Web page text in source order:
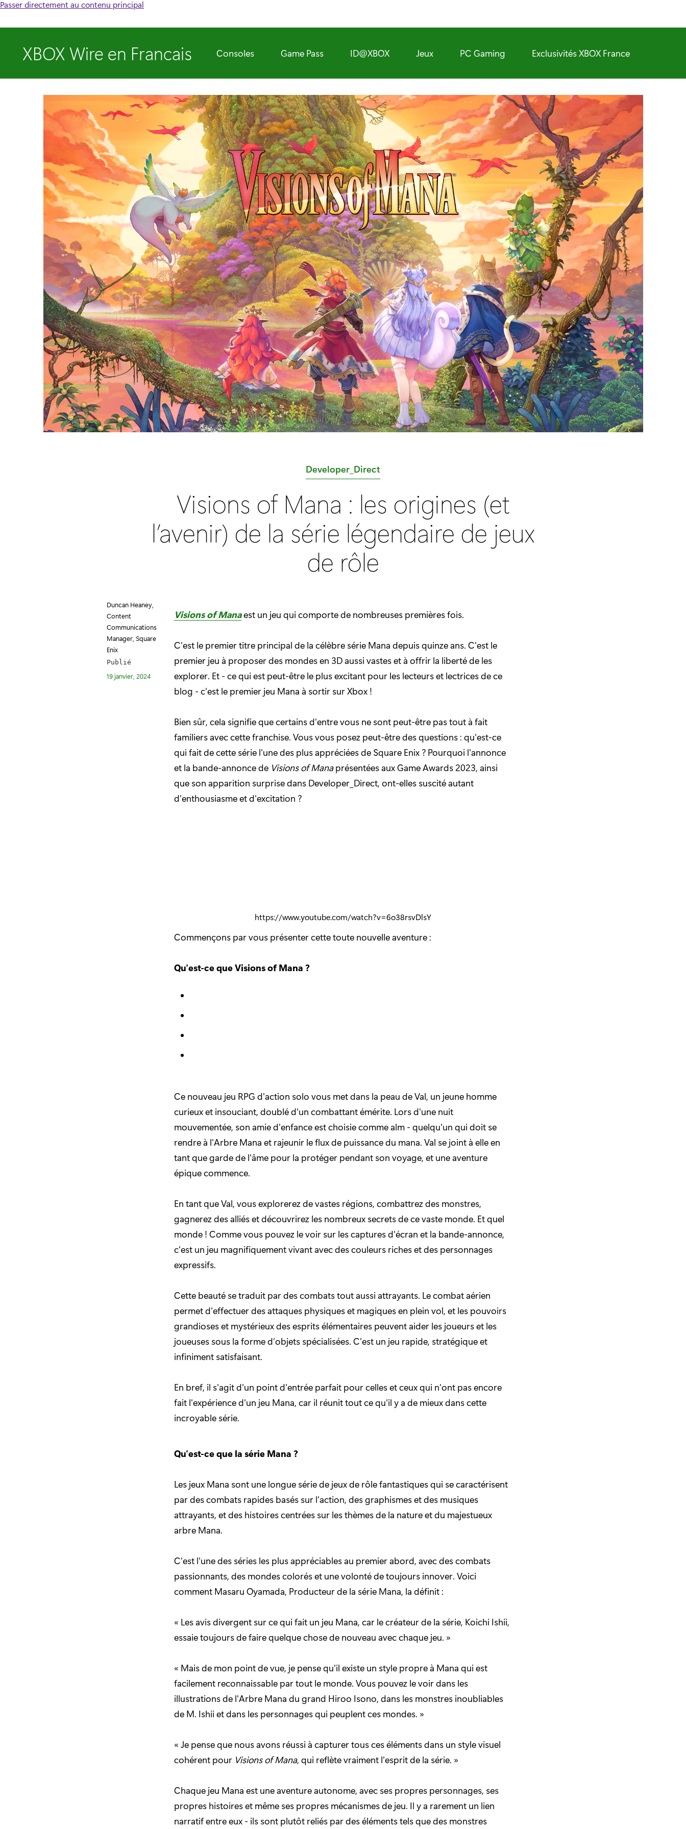
Passer directement au contenu principal
XBOX Wire en Francais Consoles Game Pass ID@XBOX Jeux PC Gaming Exclusivités XBOX France
C
t
é
g
o
r
Developer_Direct
Visions of Mana : les origines (et
l’avenir) de la série légendaire de jeux
de rôle
Duncan Heaney,
Content
Communications
Manager, Square
Enix
Publié
19 janvier, 2024
Visions of Manaest un jeu qui comporte de nombreuses premières fois.
C'est le premier titre principal de la célèbre série Mana depuis quinze ans. C'est le
premier jeu à proposer des mondes en 3D aussi vastes et à offrir la liberté de les
explorer. Et - ce qui est peut-être le plus excitant pour les lecteurs et lectrices de ce
blog - c'est le premier jeu Mana à sortir sur Xbox !
Bien sûr, cela signifie que certains d'entre vous ne sont peut-être pas tout à fait
familiers avec cette franchise. Vous vous posez peut-être des questions : qu'est-ce
qui fait de cette série l'une des plus appréciées de Square Enix ? Pourquoi l'annonce
et la bande-annonce de Visions of Manaprésentées aux Game Awards 2023, ainsi
que son apparition surprise dans Developer_Direct, ont-elles suscité autant
d'enthousiasme et d'excitation ?
https://www.youtube.com/watch?v=6o38rsvDlsY
Commençons par vous présenter cette toute nouvelle aventure :
Qu'est-ce que Visions of Mana ?
Ce nouveau jeu RPG d'action solo vous met dans la peau de Val, un jeune homme
curieux et insouciant, doublé d'un combattant émérite. Lors d'une nuit
mouvementée, son amie d'enfance est choisie comme alm - quelqu'un qui doit se
rendre à l'Arbre Mana et rajeunir le flux de puissance du mana. Val se joint à elle en
tant que garde de l'âme pour la protéger pendant son voyage, et une aventure
épique commence.
En tant que Val, vous explorerez de vastes régions, combattrez des monstres,
gagnerez des alliés et découvrirez les nombreux secrets de ce vaste monde. Et quel
monde ! Comme vous pouvez le voir sur les captures d'écran et la bande-annonce,
c'est un jeu magnifiquement vivant avec des couleurs riches et des personnages
expressifs.
Cette beauté se traduit par des combats tout aussi attrayants. Le combat aérien
permet d'effectuer des attaques physiques et magiques en plein vol, et les pouvoirs
grandioses et mystérieux des esprits élémentaires peuvent aider les joueurs et les
joueuses sous la forme d’objets spécialisées. C'est un jeu rapide, stratégique et
infiniment satisfaisant.
En bref, il s'agit d'un point d'entrée parfait pour celles et ceux qui n'ont pas encore
fait l'expérience d'un jeu Mana, car il réunit tout ce qu'il y a de mieux dans cette
incroyable série.
Qu'est-ce que la série Mana ?
Les jeux Mana sont une longue série de jeux de rôle fantastiques qui se caractérisent
par des combats rapides basés sur l'action, des graphismes et des musiques
attrayants, et des histoires centrées sur les thèmes de la nature et du majestueux
arbre Mana.
C'est l'une des séries les plus appréciables au premier abord, avec des combats
passionnants, des mondes colorés et une volonté de toujours innover. Voici
comment Masaru Oyamada, Producteur de la série Mana, la définit :
« Les avis divergent sur ce qui fait un jeu Mana, car le créateur de la série, Koichi Ishii,
essaie toujours de faire quelque chose de nouveau avec chaque jeu. »
« Mais de mon point de vue, je pense qu'il existe un style propre à Mana qui est
facilement reconnaissable par tout le monde. Vous pouvez le voir dans les
illustrations de l'Arbre Mana du grand Hiroo Isono, dans les monstres inoubliables
de M. Ishii et dans les personnages qui peuplent ces mondes. »
« Je pense que nous avons réussi à capturer tous ces éléments dans un style visuel
cohérent pour Visions of Mana, qui reflète vraiment l'esprit de la série. »
Chaque jeu Mana est une aventure autonome, avec ses propres personnages, ses
propres histoires et même ses propres mécanismes de jeu. Il y a rarement un lien
narratif entre eux - ils sont plutôt reliés par des éléments tels que des monstres